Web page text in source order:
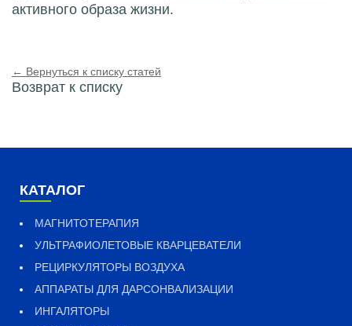
активного образа жизни.
← Вернуться к списку статей
Возврат к списку
КАТАЛОГ
МАГНИТОТЕРАПИЯ
УЛЬТРАФИОЛЕТОВЫЕ КВАРЦЕВАТЕЛИ
РЕЦИРКУЛЯТОРЫ ВОЗДУХА
АППАРАТЫ ДЛЯ ДАРСОНВАЛИЗАЦИИ
ИНГАЛЯТОРЫ